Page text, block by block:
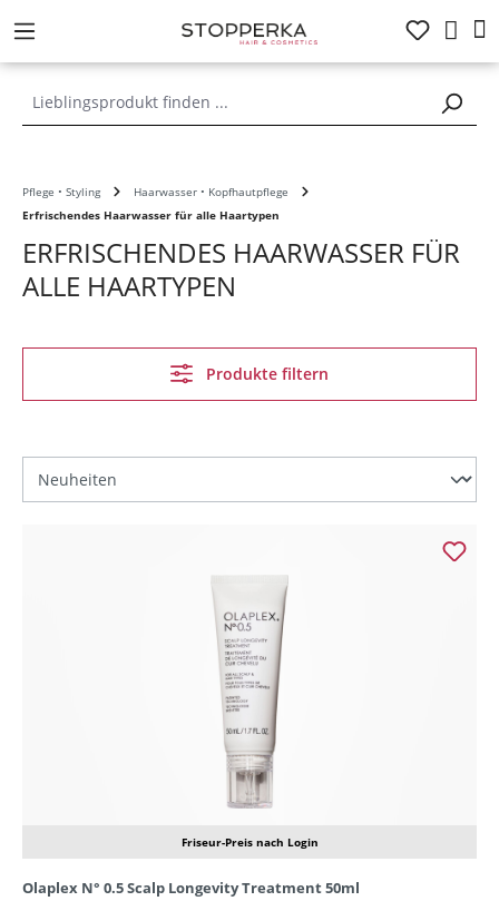
springen
Pflege • Styling
Haarwasser • Kopfhautpflege
Erfrischendes Haarwasser für alle Haartypen
ERFRISCHENDES HAARWASSER FÜR
ALLE HAARTYPEN
Produkte filtern
Friseur-Preis nach Login
Olaplex N° 0.5 Scalp Longevity Treatment 50ml